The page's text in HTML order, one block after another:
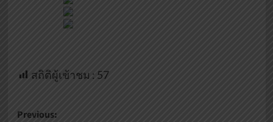
สถิติผู้เข้าชม : 57
Previous: